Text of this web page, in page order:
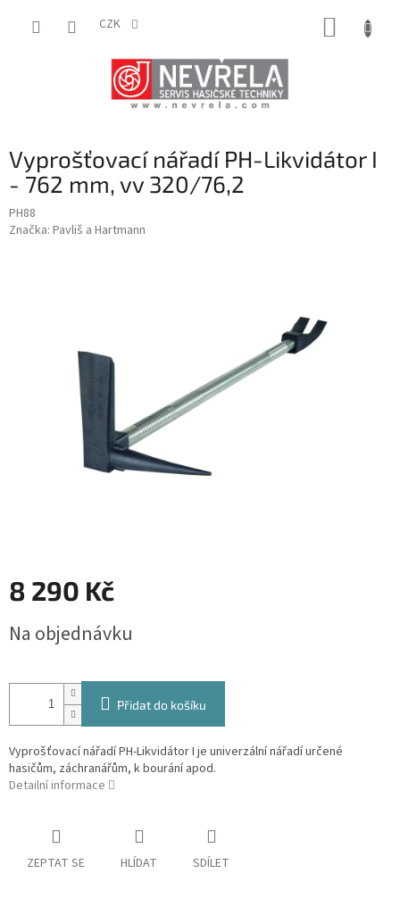
CZK
Vyprošťovací nářadí PH-Likvidátor I
- 762 mm, vv 320/76,2
PH88
Značka: Pavliš a Hartmann
8 290 Kč
cena:
Na objednávku
Přidat do košíku
Vyprošťovací nářadí PH-Likvidátor I je univerzální nářadí určené
hasičům, záchranářům, k bourání apod.
Detailní informace
ZEPTAT SE HLÍDAT SDÍLET